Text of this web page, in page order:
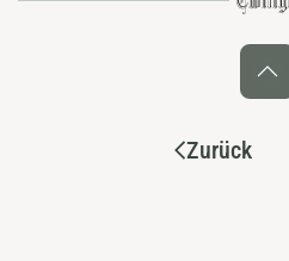
Zurück